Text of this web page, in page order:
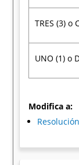
TRES (3) o
UNO (1) o
Modifica a: